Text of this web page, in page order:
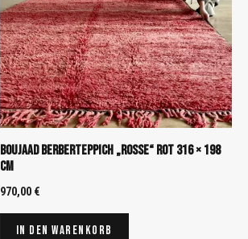
Boujaad Berberteppich „Rosse“ Rot 316 × 198
cm
970,00 €
In den Warenkorb